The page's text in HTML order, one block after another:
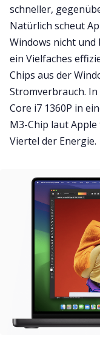
schneller,
Natürlich scheut
Windows nicht und
ein Vielfaches
Chips aus der
Stromverbrauch.
Core i7 1360P in
M3-Chip laut
Viertel der Energie.